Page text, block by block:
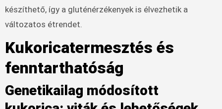
készíthető, így a gluténérzékenyek is élvezhetik a
változatos étrendet.
Kukoricatermesztés és
fenntarthatóság
Genetikailag módosított